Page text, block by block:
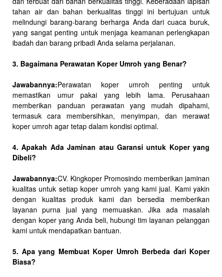
tahan air dan bahan berkualitas tinggi ini bertujuan untuk
melindungi barang-barang berharga Anda dari cuaca buruk,
yang sangat penting untuk menjaga keamanan perlengkapan
ibadah dan barang pribadi Anda selama perjalanan.
3. Bagaimana Perawatan Koper Umroh yang Benar?
Jawabannya:Perawatan koper umroh penting untuk
memastikan umur pakai yang lebih lama. Perusahaan
memberikan panduan perawatan yang mudah dipahami,
termasuk cara membersihkan, menyimpan, dan merawat
koper umroh agar tetap dalam kondisi optimal.
4. Apakah Ada Jaminan atau Garansi untuk Koper yang
Dibeli?
Jawabannya:CV. Kingkoper Promosindo memberikan jaminan
kualitas untuk setiap koper umroh yang kami jual. Kami yakin
dengan kualitas produk kami dan bersedia memberikan
layanan purna jual yang memuaskan. Jika ada masalah
dengan koper yang Anda beli, hubungi tim layanan pelanggan
kami untuk mendapatkan bantuan.
5. Apa yang Membuat Koper Umroh Berbeda dari Koper
Biasa?